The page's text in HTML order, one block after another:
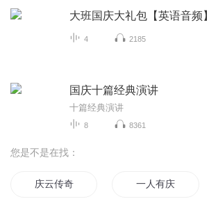
大班国庆大礼包【英语音频】
4 2185
国庆十篇经典演讲
十篇经典演讲
8 8361
您是不是在找：
庆云传奇 一人有庆